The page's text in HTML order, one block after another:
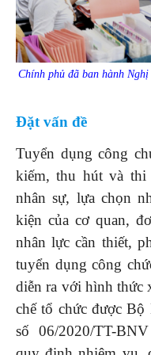
Chính phủ đã ban hành
Đặt vấn đề
Tuyển dụng công
kiếm, thu hút và thi
nhân sự, lựa chọn
kiện của cơ quan,
nhân lực cần thiết,
tuyển dụng công
diễn ra với hình thức
chế tổ chức được
số 06/2020/TT-